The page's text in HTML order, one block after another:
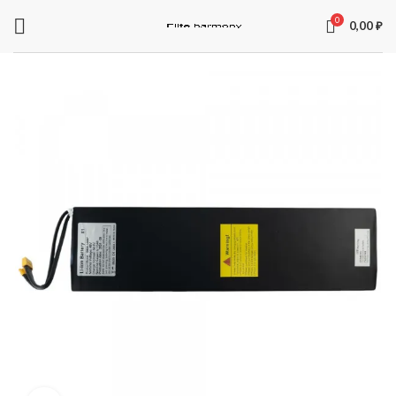
0 0,00₽
ЗАПЧАСТИ ДЛЯ ЭЛЕКТРОСАМОКАТОВ
Подножки
Зарядные устройства
Перекладины